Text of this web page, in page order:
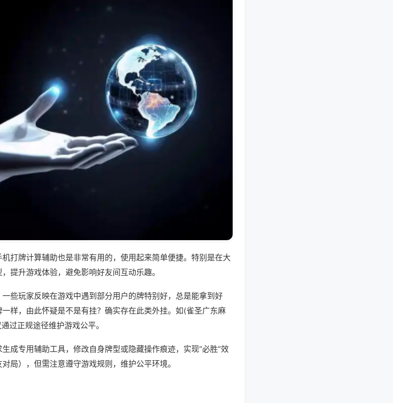
打牌计算辅助也是非常有用的，使用起来简单便捷。特别是在大
提升游戏体验，避免影响好友间互动乐趣。
些玩家反映在游戏中遇到部分用户的牌特别好，总是能拿到好
样，由此怀疑是不是有挂？确实存在此类外挂。如(雀圣广东麻
过正规途径维护游戏公平。
成专用辅助工具，修改自身牌型或隐藏操作痕迹，实现“必胜”效
局），但需注意遵守游戏规则，维护公平环境。